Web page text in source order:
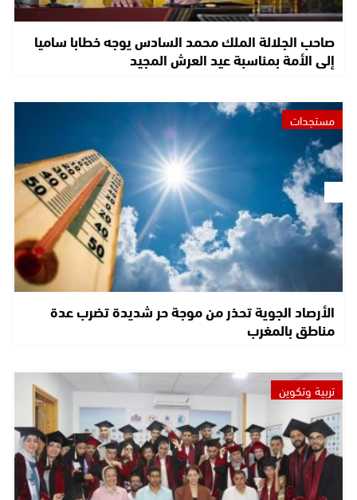
صاحب الجلالة الملك محمد السادس يوجه خطابا ساميا
إلى الأمة بمناسبة عيد العرش المجيد
مستجدات
الأرصاد الجوية تحذر من موجة حر شديدة تضرب عدة
مناطق بالمغرب
تربية وتكوين